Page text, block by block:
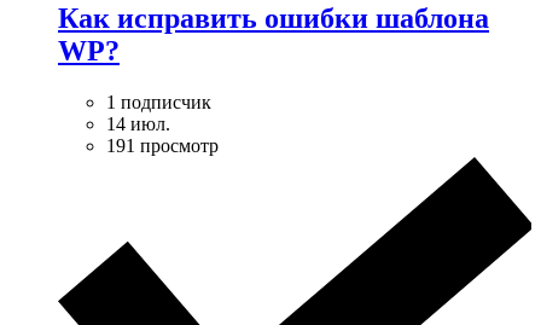
Как исправить ошибки шаблона
WP?
1 подписчик
14 июл.
191 просмотр